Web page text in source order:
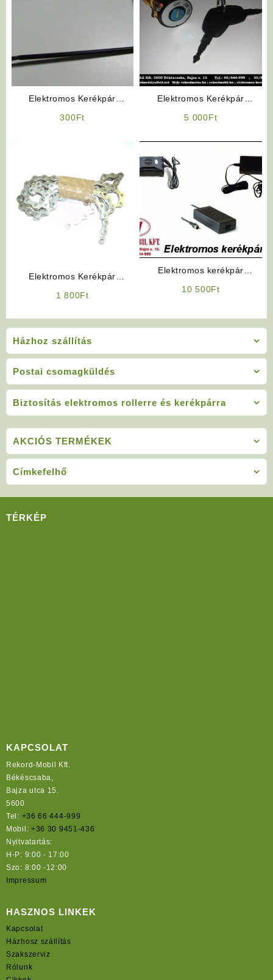
Házhoz szállítás
Postai csomagküldés
Biztosítás elektromos rollerre és kerékpárra
Elektromos Kerékpár
300Ft
Elektromos Kerékpár
5 000Ft
Elektromos Kerékpár
1 800Ft
Elektromos kerékpár
10 500Ft
AKCIÓS TERMÉKEK
Címkefelhő
TÉRKÉP
KAPCSOLAT
Rekord-Mobil Kft.
Békéscsaba,
Bajza utca 15.
5600
Tel: +36 66 444-999
Mobil: +36 30 9451-436
Nyitvatartás:
H-P: 9:00 - 17:00
Szo: 8:00 -12:00
Impressum
HASZNOS LINKEK
Kapcsolat
Házhosz szállítás
Szakszerviz
Rólunk